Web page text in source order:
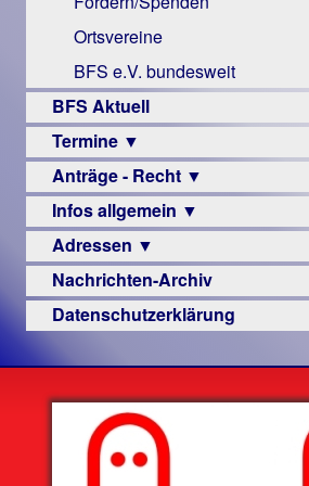
Links
Ortsvereine
BFS e.V. bundesweit
BFS Aktuell
Termine ▼
Veranstaltungsprogramme
Anträge - Recht ▼
Archiv
Urteile
Infos allgemein ▼
Sehbehinderung
Frühförderung
Schule
–
Beruf
Senioren
Hilfsmittel
Adressen ▼
Augenoptiker
Berufsbildungswerke
Hörbüchereien
Reha-
Nachrichten-Archiv
Datenschutzerklärung